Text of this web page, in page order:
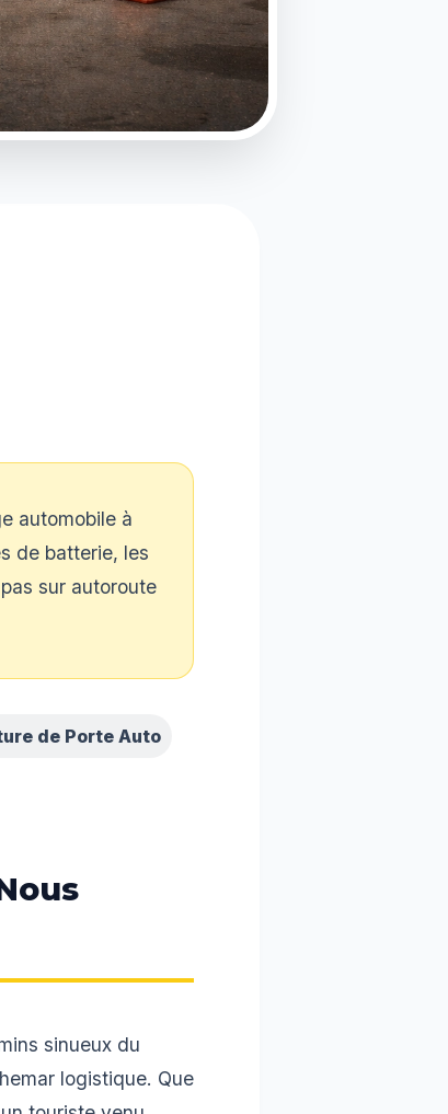
automobile à
de batterie, les
sur autoroute
de Porte Auto
sinueux du
logistique. Que